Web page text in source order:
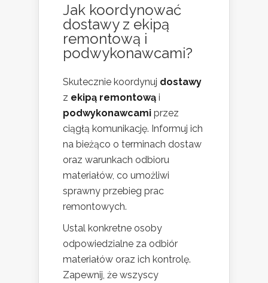
Jak koordynować
dostawy z ekipą
remontową i
podwykonawcami?
Skutecznie koordynuj dostawy
z ekipą remontową i
podwykonawcami przez
ciągłą komunikację. Informuj ich
na bieżąco o terminach dostaw
oraz warunkach odbioru
materiałów, co umożliwi
sprawny przebieg prac
remontowych.
Ustal konkretne osoby
odpowiedzialne za odbiór
materiałów oraz ich kontrolę.
Zapewnij, że wszyscy